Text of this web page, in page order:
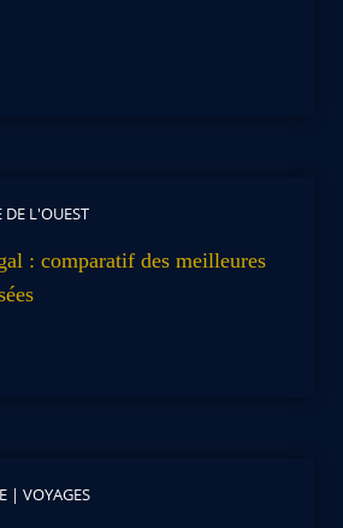
DE L'OUEST
: comparatif des meilleures
| VOYAGES